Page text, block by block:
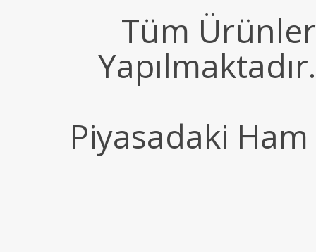
Tüm
Piyasadaki Ham